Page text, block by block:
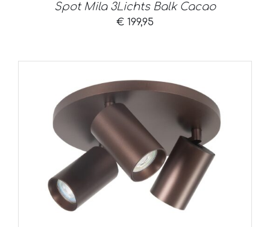
Spot Mila 3Lichts Balk Cacao
€ 199,95